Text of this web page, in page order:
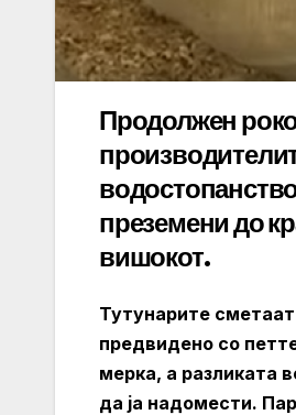
Продолжен
преземени до
вишокот.
Тутунарите
предвидено со
мерка, а разликата
да ја надомести.